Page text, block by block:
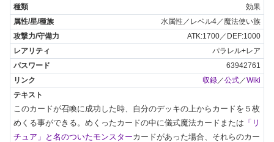
効果
水属性／レベル4／魔法使い族
ATK:1700／DEF:1000
パラレル+レア
63942761
収録／公式／Wiki
このカードが召喚に成功した時、自分のデッキの上からカードを５枚
めくる事ができる。めくったカードの中に儀式魔法カードまたは 「リ
チュア」と名のついたモンスターカードがあった場合、それらのカー